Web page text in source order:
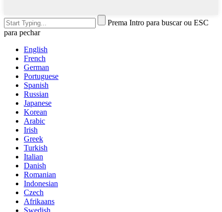
Prema Intro para buscar ou ESC
para pechar
English
French
German
Portuguese
Spanish
Russian
Japanese
Korean
Arabic
Irish
Greek
Turkish
Italian
Danish
Romanian
Indonesian
Czech
Afrikaans
Swedish